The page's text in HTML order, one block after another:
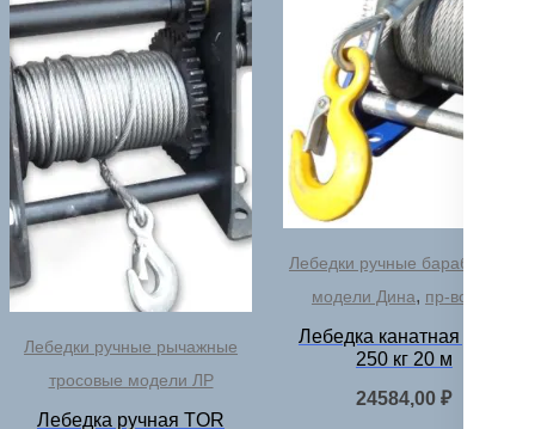
Лебедки ручные рычажные
тросовые модели ЛР
Лебедка ручная TOR
Лебедки ручные барабанные
модели Дина, пр-во РФ
Лебедка канатная Дина
250 кг 20 м
24584,00₽